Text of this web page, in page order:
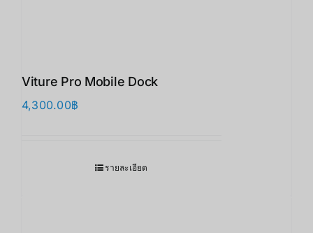
Viture Pro Mobile Dock
4,300.00฿
รายละเอียด